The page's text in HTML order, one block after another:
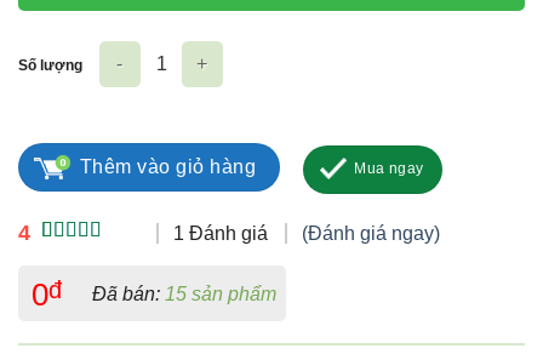
4
5 dựa trên
đánh giá
1 Đánh giá (Đánh giá ngay)
0đ Đã bán: 15 sản phẩm
Số lượng
Thêm vào giỏ hàng Mua ngay